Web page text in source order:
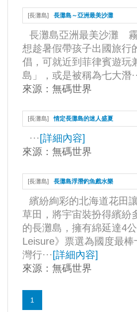
[長灘島] 長灘島～亞洲最美沙灘
長灘島亞洲最美沙灘
想趁暑假帶孩子出國旅行
倡，可就近到菲律賓遊玩
島」，或是被稱為七大潛
來源： 無碼世界
[長灘島] 情定長灘島的迷人盛夏
··· [詳細內容]
來源： 無碼世界
[長灘島] 長灘島浮潛釣魚戲水樂
繽紛絢彩的北海道花田
草田，將宇宙裝扮得繽紛
的長灘島，擁有綿延達4
Leisure》票選為國度最
灣行··· [詳細內容]
來源： 無碼世界
1